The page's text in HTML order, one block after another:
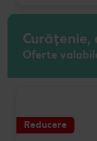
Oferte
Reducere